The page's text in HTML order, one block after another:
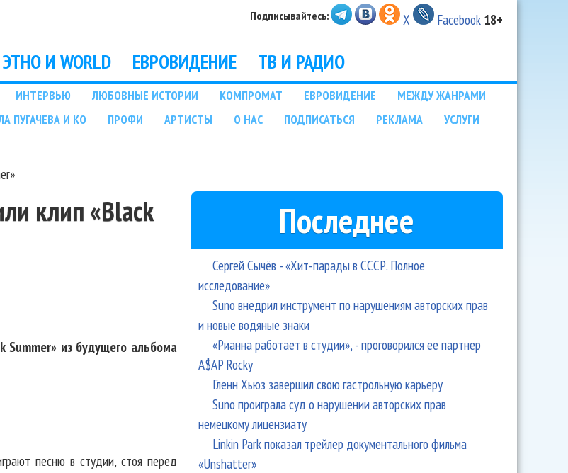
Подписывайтесь: X Facebook 18+
ЭТНО И WORLD ЕВРОВИДЕНИЕ ТВ И РАДИО
ИНТЕРВЬЮ ЛЮБОВНЫЕ ИСТОРИИ КОМПРОМАТ ЕВРОВИДЕНИЕ
МЕЖДУ ЖАНРАМИ
ПУГАЧЕВА И КО ПРОФИ АРТИСТЫ О НАС ПОДПИСАТЬСЯ РЕКЛАМА
УСЛУГИ
клип «Black
Summer» из будущего альбома
песню в студии, стоя перед
Последнее
Сергей Сычёв - «Хит-парады в СССР. Полное
исследование»
Suno внедрил инструмент по нарушениям авторских прав
и новые водяные знаки
«Рианна работает в студии», - проговорился ее партнер
A$AP Rocky
Гленн Хьюз завершил свою гастрольную карьеру
Suno проиграла суд о нарушении авторских прав
немецкому лицензиату
Linkin Park показал трейлер документального фильма
«Unshatter»